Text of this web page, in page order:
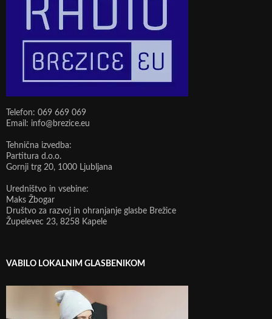
Telefon: 069 669 069
Email: info@brezice.eu
Tehnična izvedba:
Partitura d.o.o.
Gornji trg 20, 1000 Ljubljana
Uredništvo in vsebine:
Maks Žbogar
Društvo za razvoj in ohranjanje glasbe Brežice
Župelevec 23, 8258 Kapele
VABILO LOKALNIM GLASBENIKOM